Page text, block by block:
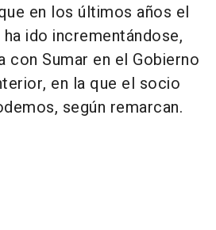
en los últimos años el
ido incrementándose,
con Sumar en el Gobierno
en la que el socio
según remarcan.